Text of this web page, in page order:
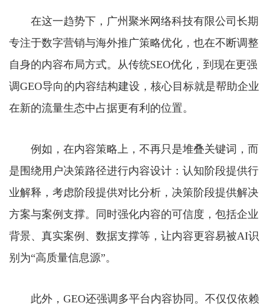
在这一趋势下，广州聚米网络科技有限公司长期
专注于数字营销与海外推广策略优化，也在不断调整
自身的内容布局方式。从传统SEO优化，到现在更强
调GEO导向的内容结构建设，核心目标就是帮助企业
在新的流量生态中占据更有利的位置。
例如，在内容策略上，不再只是堆叠关键词，而
是围绕用户决策路径进行内容设计：认知阶段提供行
业解释，考虑阶段提供对比分析，决策阶段提供解决
方案与案例支撑。同时强化内容的可信度，包括企业
背景、真实案例、数据支撑等，让内容更容易被AI识
别为“高质量信息源”。
此外，GEO还强调多平台内容协同。不仅仅依赖